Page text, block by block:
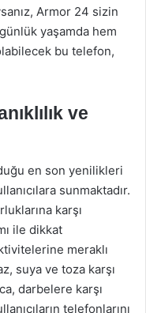
Armor 24 sizin
yaşamda hem
bu telefon,
ve
en son yenilikleri
sunmaktadır.
karşı
ile dikkat
meraklı
suya ve toza karşı
darbelere karşı
telefonlarını